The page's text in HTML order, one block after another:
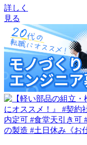
詳しく
見る